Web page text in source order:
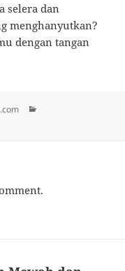
selera dan
menghanyutkan?
dengan tangan